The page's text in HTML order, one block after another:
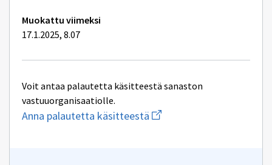
Muokattu viimeksi
17.1.2025, 8.07
Voit antaa palautetta käsitteestä sanaston
vastuuorganisaatiolle.
Anna palautetta käsitteestä Aloita
uuden